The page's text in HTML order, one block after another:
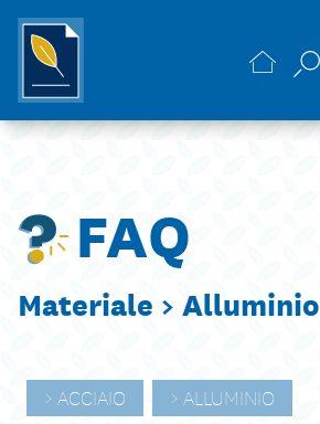
FAQ
Materiale > Alluminio
ACCIAIO ALLUMINIO